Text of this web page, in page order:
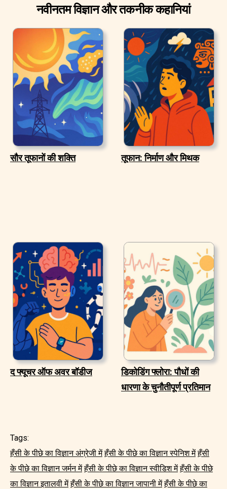
नवीनतम विज्ञान और तकनीक कहानियां
सौर तूफानों की शक्ति तूफान: निर्माण और मिथक
द फ्यूचर ऑफ अवर बॉडीज
डिकोडिंग फ्लोरा: पौधों की
धारणा के चुनौतीपूर्ण प्रतिमान
Tags:
हँसी के पीछे का विज्ञान अंग्रेजी में हँसी के पीछे का विज्ञान स्पेनिश में हँसी
के पीछे का विज्ञान जर्मन में हँसी के पीछे का विज्ञान स्वीडिश में हँसी के पीछे
का विज्ञान इतालवी में हँसी के पीछे का विज्ञान जापानी में हँसी के पीछे का